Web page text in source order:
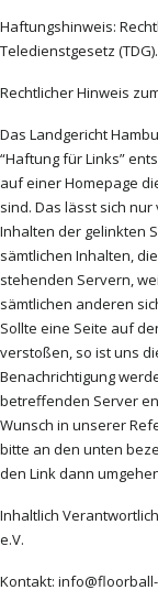
Haftungshinweis:
Teledienstgesetz (TDG).
Rechtlicher Hinweis
Das Landgericht
“Haftung für Links”
auf einer Homepage
sind. Das lässt sich
Inhalten der gelinkten
sämtlichen Inhalten,
stehenden Servern,
sämtlichen anderen
Sollte eine Seite auf
verstoßen, so ist uns
Benachrichtigung
betreffenden Server
Wunsch in unserer
bitte an den unten
den Link dann
Inhaltlich
e.V.
Kontakt: